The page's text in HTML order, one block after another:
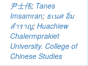
尹士伟; Tanes
Imsamran; ธเนศ อิ่ม
สำราญ; Huachiew
Chalermprakiet
University. College of
Chinese Studies